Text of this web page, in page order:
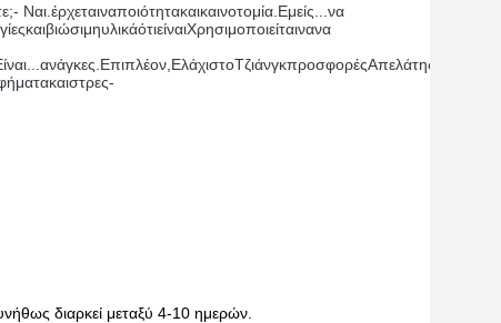
- Ναι. έρχεταιναποιότητακαικαινοτομία Εμείς... να
καιβιώσιμηυλικάότιείναιΧρησιμοποιείταινανα
ανάγκες Επιπλέον ΕλάχιστοΤζιάνγκπροσφορέςΑπελάτης
καιστρες-
διαρκεί μεταξύ 4-10 ημερών.